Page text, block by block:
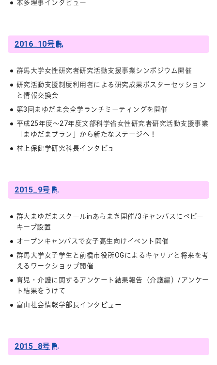
本多理事インタビュー
2016_10号
群馬大学女性研究者研究活動支援事業シンポジウム開催
研究活動支援制度利用者による研究成果ポスターセッション
と情報交換会
第3回まゆだま会全学ランチミーティングを開催
平成25年度～27年度文部科学省女性研究者研究活動支援事業
「まゆだまプラン」から新たなステージへ！
村上保健学研究科長インタビュー
2015_9号
群大まゆだまスクールinあらまき開催/3キャンパスにベビー
キープ設置
オープンキャンパスで女子高生向けイベント開催
群馬大学女子学生と前橋市役所OGによるキャリアと将来を考
えるワークショップ開催
育児・介護に関するアンケート結果報告（介護編）/アンケー
ト結果をうけて
富山社会情報学部長インタビュー
2015_8号